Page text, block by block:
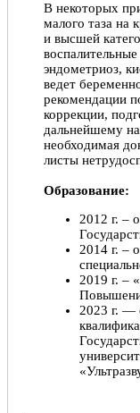
В некоторых
малого таза на
и высшей
эндометриоз,
ведет
рекомендации
коррекции,
дальнейшему
необходимая
листы
Образование:
2012 г. –
2014 г. –
2019 г. –
2023 г. —